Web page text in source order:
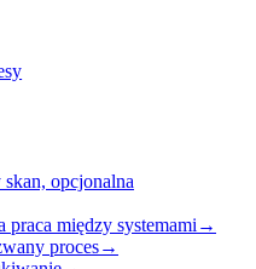
skan, opcjonalna
praca między systemami →
proces→